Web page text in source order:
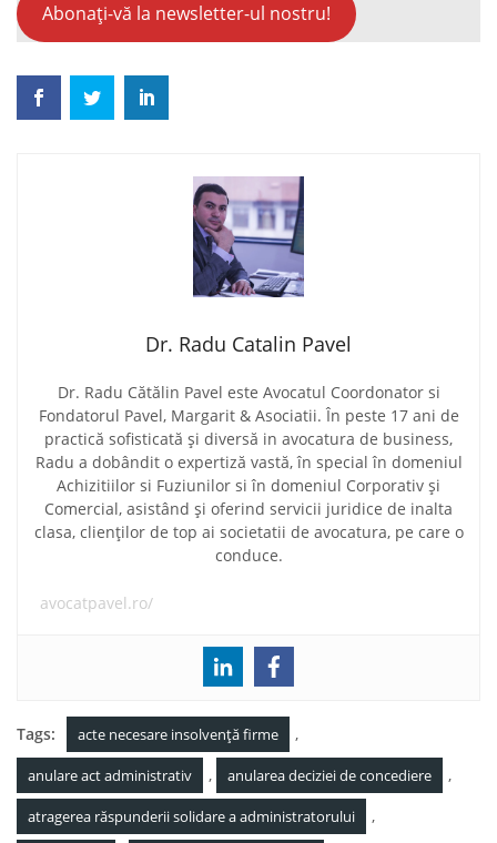
Abonați-vă la newsletter-ul nostru!
Dr. Radu Catalin Pavel
Dr. Radu Cătălin Pavel este Avocatul Coordonator si
Fondatorul Pavel, Margarit & Asociatii. În peste 17 ani de
practică sofisticată și diversă in avocatura de business,
Radu a dobândit o expertiză vastă, în special în domeniul
Achizitiilor si Fuziunilor si în domeniul Corporativ și
Comercial, asistând și oferind servicii juridice de inalta
clasa, clienților de top ai societatii de avocatura, pe care o
conduce.
avocatpavel.ro/
Tags: acte necesare insolvență firme ,
anulare act administrativ , anularea deciziei de concediere ,
atragerea răspunderii solidare a administratorului ,